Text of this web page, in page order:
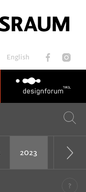
English
Suchen
2023 2022